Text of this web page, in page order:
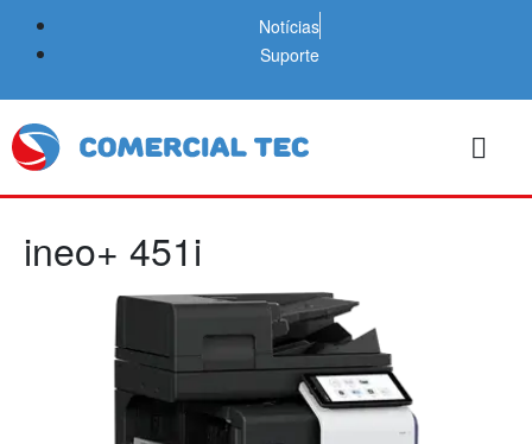
Notícias
Suporte
ineo+ 451i